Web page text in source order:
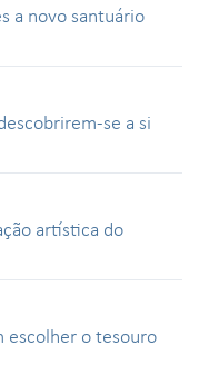
a novo santuário
se a si
artística do
escolher o tesouro